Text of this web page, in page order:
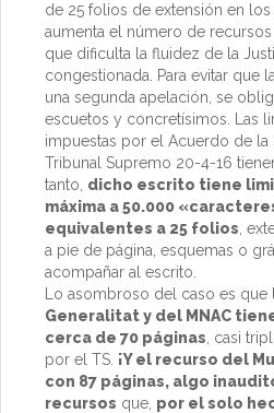
de 25 folios de extensión en los
aumenta el número de
que dificulta la fluidez de la
congestionada. Para evitar que
una segunda apelación, se
escuetos y concretísimos. Las
impuestas por el Acuerdo de
Tribunal Supremo 20-4-16
tanto, dicho escrito tiene
máxima a 50.000
equivalentes a 25 folios,
a pie de página, esquemas o
acompañar al escrito.
Lo asombroso del caso es que
Generalitat y del MNAC
cerca de 70 páginas, casi
por el TS. ¡Y el recurso del
con 87 páginas, algo
recursos que, por el solo